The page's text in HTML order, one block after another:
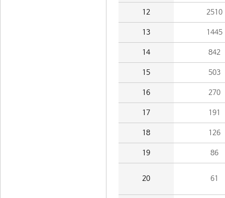
12 2510
13 1445
14 842
15 503
16 270
17 191
18 126
19 86
20 61